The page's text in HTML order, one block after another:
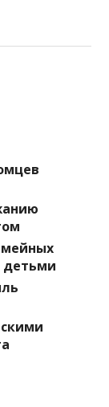
детьми